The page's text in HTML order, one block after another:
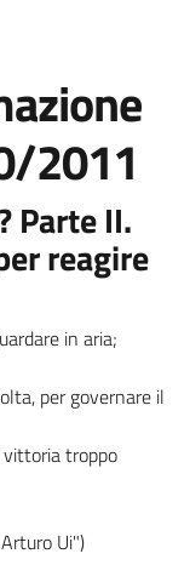
2011
Parte II.
reagire
in aria;
per governare il
vittoria troppo
Ui")